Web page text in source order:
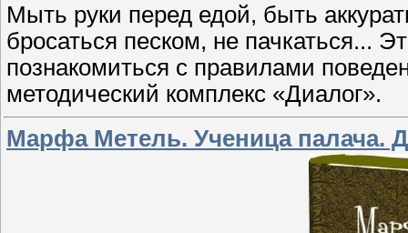
Мыть руки перед едой, быть
бросаться песком, не пачкаться...
познакомиться с правилами
методический комплекс «Диалог».
Марфа Метель. Ученица палача.